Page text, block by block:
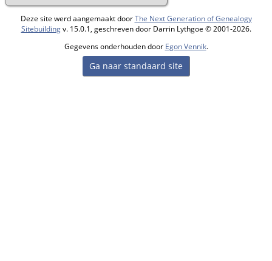
Deze site werd aangemaakt doorThe Next Generation of Genealogy
Sitebuildingv. 15.0.1, geschreven door Darrin Lythgoe © 2001-2026.
Gegevens onderhouden door Egon Vennik.
Ga naar standaard site